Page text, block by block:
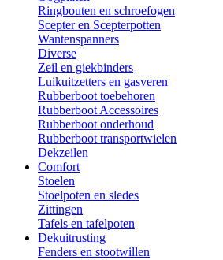
Ringbouten en schroefogen
Scepter en Scepterpotten
Wantenspanners
Diverse
Zeil en giekbinders
Luikuitzetters en gasveren
Rubberboot toebehoren
Rubberboot Accessoires
Rubberboot onderhoud
Rubberboot transportwielen
Dekzeilen
Comfort
Stoelen
Stoelpoten en sledes
Zittingen
Tafels en tafelpoten
Dekuitrusting
Fenders en stootwillen